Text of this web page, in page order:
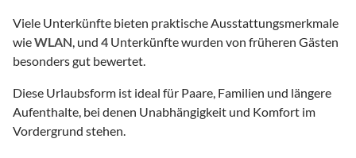
Viele Unterkünfte bieten praktische Ausstattungsmerkmale
wieWLAN, und 4 Unterkünfte wurden von früheren Gästen
besonders gut bewertet.
Diese Urlaubsform ist ideal für Paare, Familien und längere
Aufenthalte, bei denen Unabhängigkeit und Komfort im
Vordergrund stehen.